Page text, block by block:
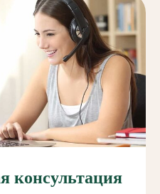
консультация